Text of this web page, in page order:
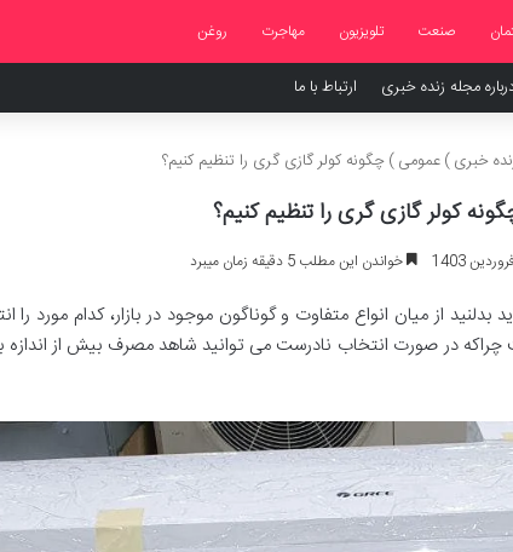
صنعت تلویزیون مهاجرت روغن
مجله زنده خبری ارتباط با ما
خبری ) عمومی ) چگونه کولر گازی گری را تنظیم کنیم؟
کولر گازی گری را تنظیم کنیم؟
خواندن این مطلب 5 دقیقه زمان میبرد
از میان انواع متفاوت و گوناگون موجود در بازار، کدام مورد را
در صورت انتخاب نادرست می توانید شاهد مصرف بیش از